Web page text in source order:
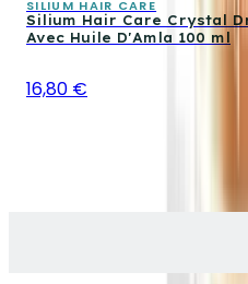
SILIUM HAIR CARE
Silium Hair Care Crystal
Avec Huile D'Amla 100 ml
16,80 €